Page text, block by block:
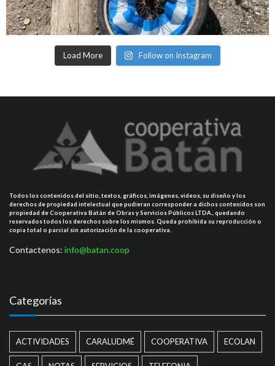
Load More Follow on Instagram
Todos los contenidos del sitio, textos, gráficos, imágenes, videos, su diseño y los
derechos de propiedad intelectual que pudieran corresponder a dichos contenidos son
propiedad de Cooperativa Batán de Obras y Servicios Públicos LTDA., quedando
reservados todos los derechos sobre los mismos. Queda prohibida su reproducción o
copia total o parcial sin autorización de la cooperativa.
Contactenos: info@batan.coop
Categorías
ACTIVIDADES CARALUDMÉ COOPERATIVA ECOLAN